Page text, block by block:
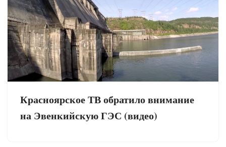
Красноярское ТВ обратило внимание
на Эвенкийскую ГЭС (видео)